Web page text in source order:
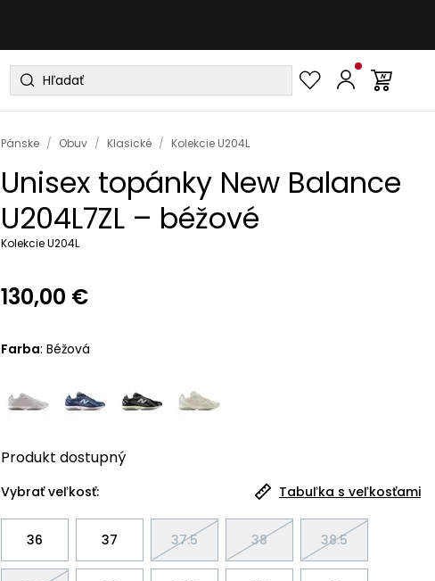
Pánske / Obuv / Klasické / Kolekcie U204L
Unisex topánky New Balance
U204L7ZL – béžové
Kolekcie U204L
130,00 €
Farba: Béžová
Produkt dostupný
Vybrať veľkosť: Tabuľka s veľkosťami
36 37 37.5 38 38.5